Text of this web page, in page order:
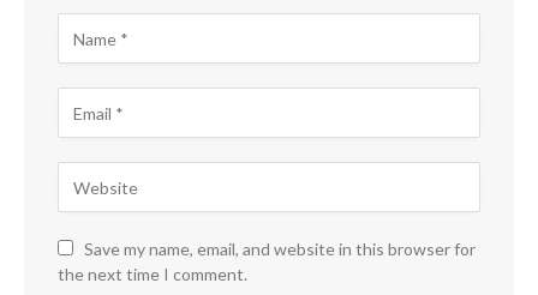
Save my name, email, and website in this browser for
the next time I comment.